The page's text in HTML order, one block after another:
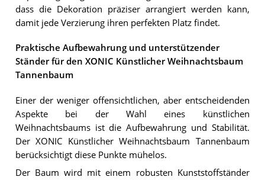
dass die Dekoration präziser arrangiert werden kann,
damit jede Verzierung ihren perfekten Platz findet.
Praktische Aufbewahrung und unterstützender
Ständer für den XONIC Künstlicher Weihnachtsbaum
Tannenbaum
Einer der weniger offensichtlichen, aber entscheidenden
Aspekte bei der Wahl eines künstlichen
Weihnachtsbaums ist die Aufbewahrung und Stabilität.
Der XONIC Künstlicher Weihnachtsbaum Tannenbaum
berücksichtigt diese Punkte mühelos.
Der Baum wird mit einem robusten Kunststoffständer